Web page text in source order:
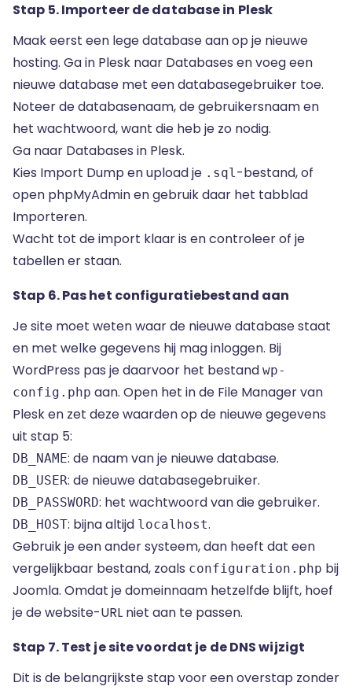
Stap 5. Importeer de database in Plesk
Maak eerst een lege database aan op je nieuwe
hosting. Ga in Plesk naar Databases en voeg een
nieuwe database met een databasegebruiker toe.
Noteer de databasenaam, de gebruikersnaam en
het wachtwoord, want die heb je zo nodig.
Ga naar Databases in Plesk.
Kies Import Dump en upload je .sql-bestand, of
open phpMyAdmin en gebruik daar het tabblad
Importeren.
Wacht tot de import klaar is en controleer of je
tabellen er staan.
Stap 6. Pas het configuratiebestand aan
Je site moet weten waar de nieuwe database staat
en met welke gegevens hij mag inloggen. Bij
WordPress pas je daarvoor het bestand wp-
config.php aan. Open het in de File Manager van
Plesk en zet deze waarden op de nieuwe gegevens
uit stap 5:
DB_NAME: de naam van je nieuwe database.
DB_USER: de nieuwe databasegebruiker.
DB_PASSWORD: het wachtwoord van die gebruiker.
DB_HOST: bijna altijd localhost.
Gebruik je een ander systeem, dan heeft dat een
vergelijkbaar bestand, zoals configuration.php bij
Joomla. Omdat je domeinnaam hetzelfde blijft, hoef
je de website-URL niet aan te passen.
Stap 7. Test je site voordat je de DNS wijzigt
Dit is de belangrijkste stap voor een overstap zonder